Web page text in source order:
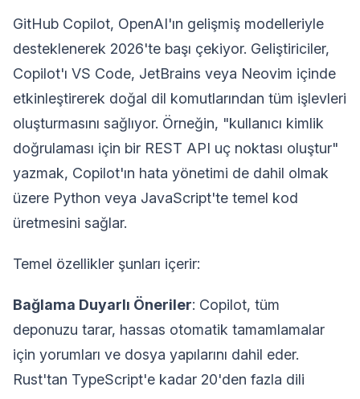
GitHub Copilot, OpenAI'ın gelişmiş modelleriyle
desteklenerek 2026'te başı çekiyor. Geliştiriciler,
Copilot'ı VS Code, JetBrains veya Neovim içinde
etkinleştirerek doğal dil komutlarından tüm işlevleri
oluşturmasını sağlıyor. Örneğin, "kullanıcı kimlik
doğrulaması için bir REST API uç noktası oluştur"
yazmak, Copilot'ın hata yönetimi de dahil olmak
üzere Python veya JavaScript'te temel kod
üretmesini sağlar.
Temel özellikler şunları içerir:
Bağlama Duyarlı Öneriler: Copilot, tüm
deponuzu tarar, hassas otomatik tamamlamalar
için yorumları ve dosya yapılarını dahil eder.
Rust'tan TypeScript'e kadar 20'den fazla dili